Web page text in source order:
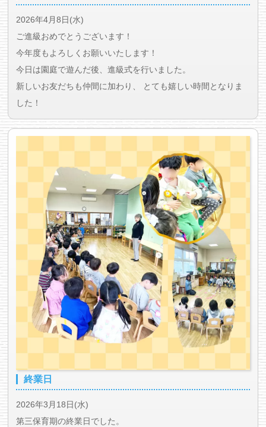
2026年4月8日(水)
ご進級おめでとうございます！
今年度もよろしくお願いいたします！
今日は園庭で遊んだ後、進級式を行いました。
新しいお友だちも仲間に加わり、 とても嬉しい時間となりま
した！
終業日
2026年3月18日(水)
第三保育期の終業日でした。